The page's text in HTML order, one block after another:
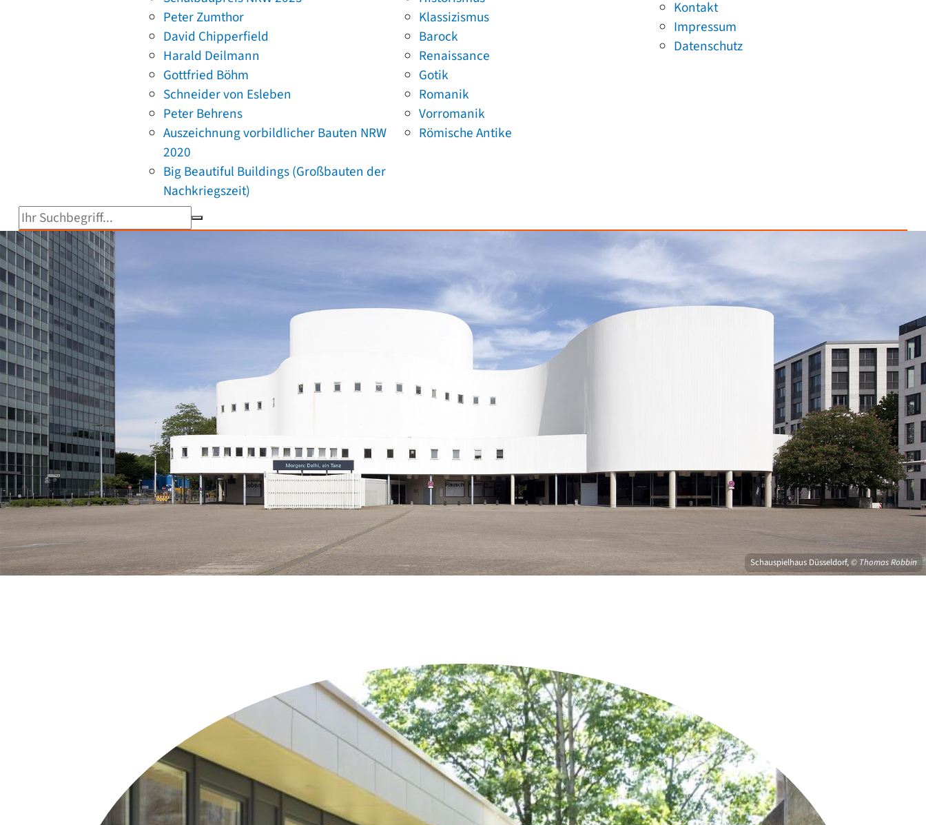
Peter Zumthor
David Chipperfield
Harald Deilmann
Gottfried Böhm
Schneider von Esleben
Peter Behrens
Auszeichnung vorbildlicher Bauten NRW
2020
Big Beautiful Buildings (Großbauten der
Nachkriegszeit)
Klassizismus
Barock
Renaissance
Gotik
Romanik
Vorromanik
Römische Antike
Kontakt
Impressum
Datenschutz
Suchbegriff eingeben
Schauspielhaus Düsseldorf,© Thomas Robbin